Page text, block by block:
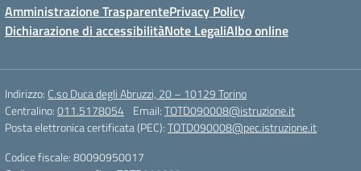
Amministrazione TrasparentePrivacy Policy
Dichiarazione di accessibilitàNote LegaliAlbo online
Indirizzo: C.so Duca degli Abruzzi, 20 – 10129 Torino
Centralino:011.5178054 Email:TOTD090008@istruzione.it
Posta elettronica certificata (PEC):TOTD090008@pec.istruzione.it
Codice fiscale: 80090950017